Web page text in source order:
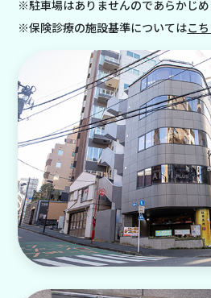
※駐車場はありませんのであらかじめ
※保険診療の施設基準についてはこ